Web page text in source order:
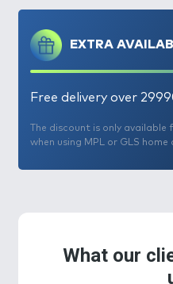
színekről azonban
véleménye. Nagyon
amelyből nekünk „csak”
várható legjobbakat.
sorozatai, majd végül ez
- Tutti Frutti
- Puncs Citrom
Nagyon fontos, hogy
alapszínként a
EXTRA
Free delivery over
The discount is only
when using MPL or GLS home